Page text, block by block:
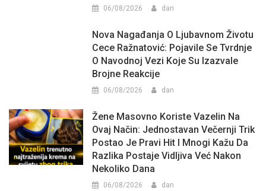
06/08/2026 dan
Nova Nagađanja O Ljubavnom Životu
Cece Ražnatović: Pojavile Se Tvrdnje
O Navodnoj Vezi Koje Su Izazvale
Brojne Reakcije
06/08/2026 dan
Žene Masovno Koriste Vazelin Na
Ovaj Način: Jednostavan Večernji Trik
Postao Je Pravi Hit I Mnogi Kažu Da
Razlika Postaje Vidljiva Već Nakon
Nekoliko Dana
06/08/2026 dan